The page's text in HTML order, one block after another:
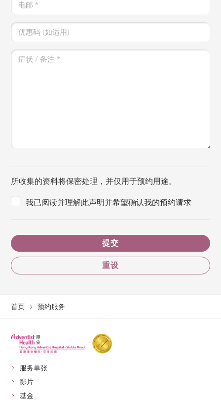
电邮*
优惠码 (如适用)
症状 / 备注*
所收集的资料将保密处理，并仅用于预约用途。
我已阅读并理解此声明并希望确认我的预约请求
提交
重设
首页 预约服务
服务单张
影片
基金